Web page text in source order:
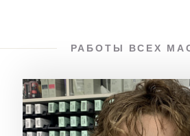
РАБОТЫ ВСЕХ